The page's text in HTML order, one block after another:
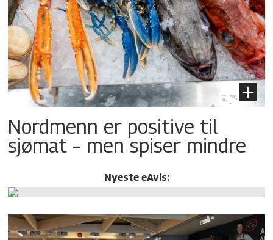
Nordmenn er positive til
sjømat – men spiser mindre
Nyeste eAvis: